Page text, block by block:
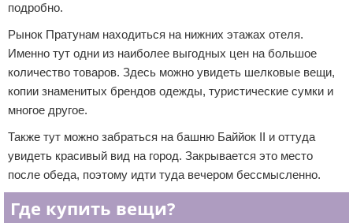
подробно.
Рынок Пратунам находиться на нижних этажах отеля.
Именно тут одни из наиболее выгодных цен на большое
количество товаров. Здесь можно увидеть шелковые вещи,
копии знаменитых брендов одежды, туристические сумки и
многое другое.
Также тут можно забраться на башню Баййок II и оттуда
увидеть красивый вид на город. Закрывается это место
после обеда, поэтому идти туда вечером бессмысленно.
Где купить вещи?